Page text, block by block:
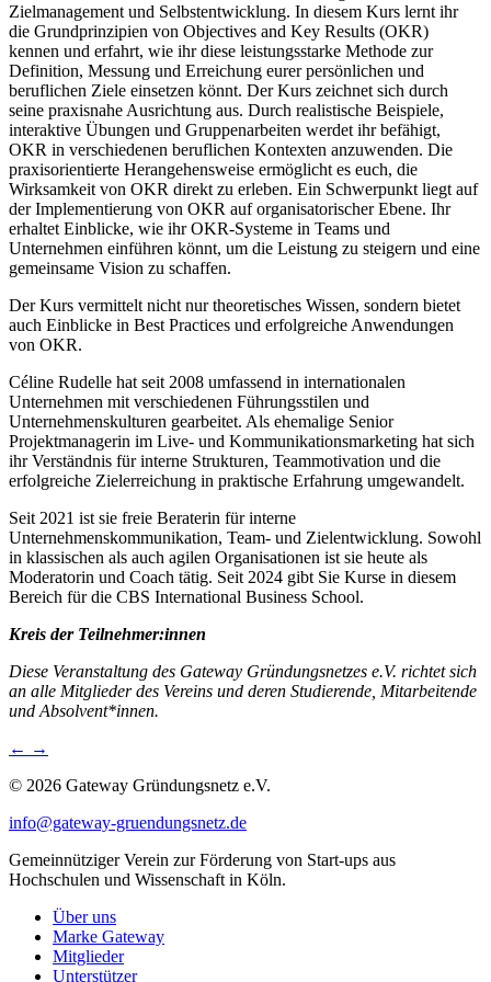
Zielmanagement und Selbstentwicklung. In diesem Kurs lernt ihr
die Grundprinzipien von Objectives and Key Results (OKR)
kennen und erfahrt, wie ihr diese leistungsstarke Methode zur
Definition, Messung und Erreichung eurer persönlichen und
beruflichen Ziele einsetzen könnt. Der Kurs zeichnet sich durch
seine praxisnahe Ausrichtung aus. Durch realistische Beispiele,
interaktive Übungen und Gruppenarbeiten werdet ihr befähigt,
OKR in verschiedenen beruflichen Kontexten anzuwenden. Die
praxisorientierte Herangehensweise ermöglicht es euch, die
Wirksamkeit von OKR direkt zu erleben. Ein Schwerpunkt liegt auf
der Implementierung von OKR auf organisatorischer Ebene. Ihr
erhaltet Einblicke, wie ihr OKR-Systeme in Teams und
Unternehmen einführen könnt, um die Leistung zu steigern und eine
gemeinsame Vision zu schaffen.
Der Kurs vermittelt nicht nur theoretisches Wissen, sondern bietet
auch Einblicke in Best Practices und erfolgreiche Anwendungen
von OKR.
Céline Rudelle hat seit 2008 umfassend in internationalen
Unternehmen mit verschiedenen Führungsstilen und
Unternehmenskulturen gearbeitet. Als ehemalige Senior
Projektmanagerin im Live- und Kommunikationsmarketing hat sich
ihr Verständnis für interne Strukturen, Teammotivation und die
erfolgreiche Zielerreichung in praktische Erfahrung umgewandelt.
Seit 2021 ist sie freie Beraterin für interne
Unternehmenskommunikation, Team- und Zielentwicklung. Sowohl
in klassischen als auch agilen Organisationen ist sie heute als
Moderatorin und Coach tätig. Seit 2024 gibt Sie Kurse in diesem
Bereich für die CBS International Business School.
Kreis der Teilnehmer:innen
Diese Veranstaltung des Gateway Gründungsnetzes e.V. richtet sich
an alle Mitglieder des Vereins und deren Studierende, Mitarbeitende
und Absolvent*innen.
← →
© 2026 Gateway Gründungsnetz e.V.
info@gateway-gruendungsnetz.de
Gemeinnütziger Verein zur Förderung von Start-ups aus
Hochschulen und Wissenschaft in Köln.
Über uns
Marke Gateway
Mitglieder
Unterstützer